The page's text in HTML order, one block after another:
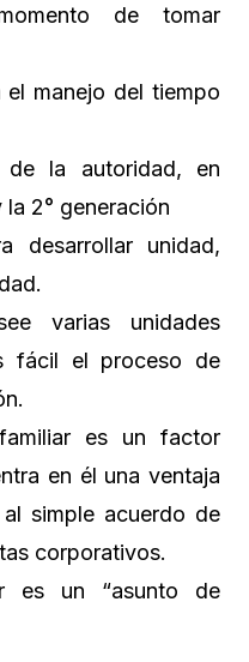
de tomar
manejo del tiempo
la autoridad, en
la 2° generación
desarrollar unidad,
varias unidades
fácil el proceso de
es un factor
en él una ventaja
simple acuerdo de
corporativos.
es un “asunto de